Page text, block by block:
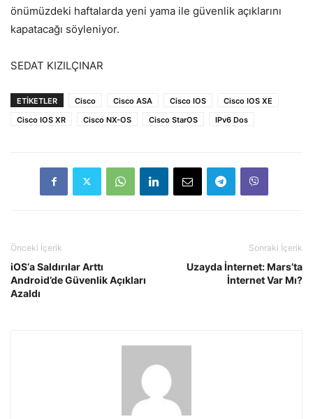
önümüzdeki haftalarda yeni yama ile güvenlik açıklarını
kapatacağı söyleniyor.
SEDAT KIZILÇINAR
ETIKETLER Cisco Cisco ASA Cisco IOS
Cisco IOS XE
Cisco IOS XR
Cisco NX-OS Cisco StarOS IPv6 Dos
Önceki İçerik
iOS‘a Saldırılar Arttı
Android’de Güvenlik Açıkları
Azaldı
Sonraki İçerik
Uzayda İnternet: Mars’ta
İnternet Var Mı?